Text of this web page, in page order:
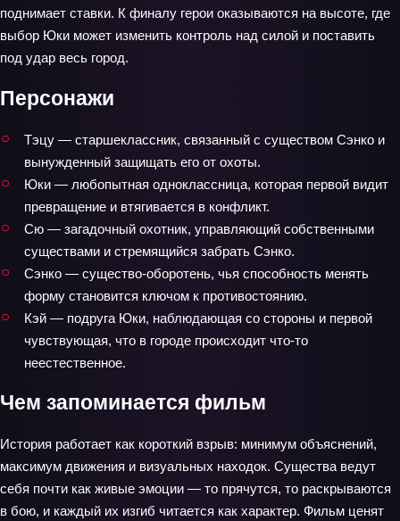
поднимает ставки. К финалу герои оказываются на высоте, где
выбор Юки может изменить контроль над силой и поставить
под удар весь город.
Персонажи
Тэцу — старшеклассник, связанный с существом Сэнко и
вынужденный защищать его от охоты.
Юки — любопытная одноклассница, которая первой видит
превращение и втягивается в конфликт.
Сю — загадочный охотник, управляющий собственными
существами и стремящийся забрать Сэнко.
Сэнко — существо-оборотень, чья способность менять
форму становится ключом к противостоянию.
Кэй — подруга Юки, наблюдающая со стороны и первой
чувствующая, что в городе происходит что-то
неестественное.
Чем запоминается фильм
История работает как короткий взрыв: минимум объяснений,
максимум движения и визуальных находок. Существа ведут
себя почти как живые эмоции — то прячутся, то раскрываются
в бою, и каждый их изгиб читается как характер. Фильм ценят